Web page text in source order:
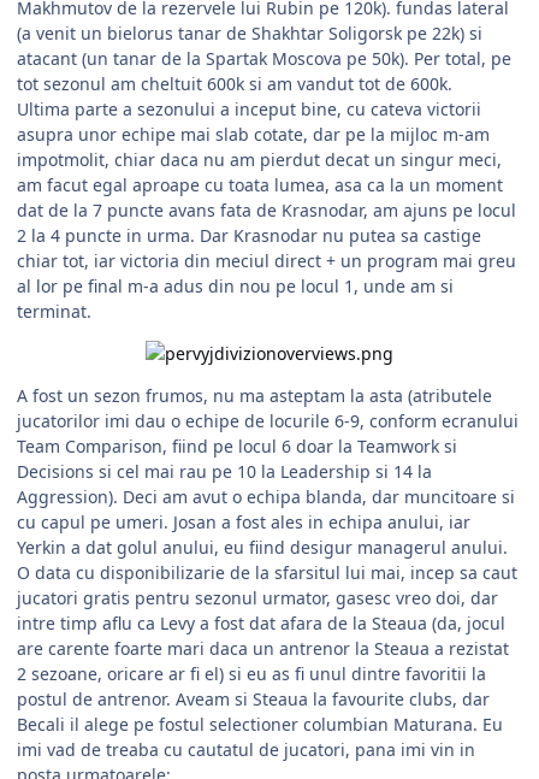
Makhmutov de la rezervele lui Rubin pe 120k). fundas lateral
(a venit un bielorus tanar de Shakhtar Soligorsk pe 22k) si
atacant (un tanar de la Spartak Moscova pe 50k). Per total, pe
tot sezonul am cheltuit 600k si am vandut tot de 600k.
Ultima parte a sezonului a inceput bine, cu cateva victorii
asupra unor echipe mai slab cotate, dar pe la mijloc m-am
impotmolit, chiar daca nu am pierdut decat un singur meci,
am facut egal aproape cu toata lumea, asa ca la un moment
dat de la 7 puncte avans fata de Krasnodar, am ajuns pe locul
2 la 4 puncte in urma. Dar Krasnodar nu putea sa castige
chiar tot, iar victoria din meciul direct + un program mai greu
al lor pe final m-a adus din nou pe locul 1, unde am si
terminat.
A fost un sezon frumos, nu ma asteptam la asta (atributele
jucatorilor imi dau o echipe de locurile 6-9, conform ecranului
Team Comparison, fiind pe locul 6 doar la Teamwork si
Decisions si cel mai rau pe 10 la Leadership si 14 la
Aggression). Deci am avut o echipa blanda, dar muncitoare si
cu capul pe umeri. Josan a fost ales in echipa anului, iar
Yerkin a dat golul anului, eu fiind desigur managerul anului.
O data cu disponibilizarie de la sfarsitul lui mai, incep sa caut
jucatori gratis pentru sezonul urmator, gasesc vreo doi, dar
intre timp aflu ca Levy a fost dat afara de la Steaua (da, jocul
are carente foarte mari daca un antrenor la Steaua a rezistat
2 sezoane, oricare ar fi el) si eu as fi unul dintre favoritii la
postul de antrenor. Aveam si Steaua la favourite clubs, dar
Becali il alege pe fostul selectioner columbian Maturana. Eu
imi vad de treaba cu cautatul de jucatori, pana imi vin in
posta urmatoarele: